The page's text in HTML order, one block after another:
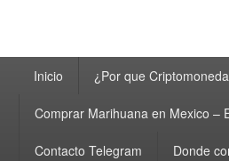
principalInicio ¿Por que
Comprar Marihuana en Mexico –
Contacto Telegram Donde